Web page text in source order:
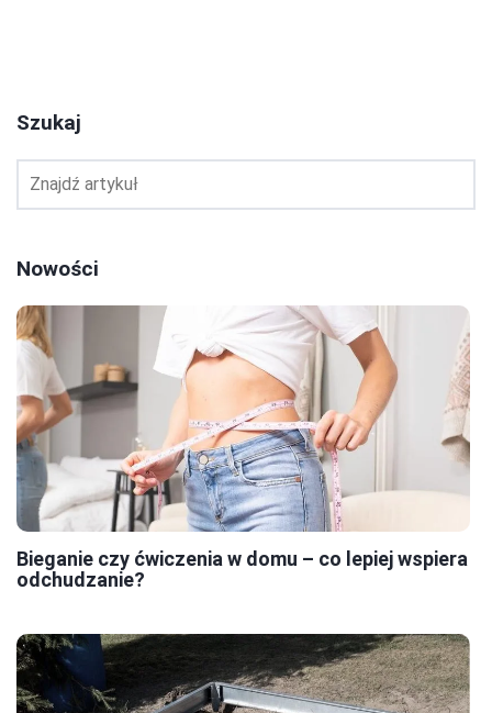
Szukaj
Nowości
Bieganie czy ćwiczenia w domu – co lepiej wspiera
odchudzanie?